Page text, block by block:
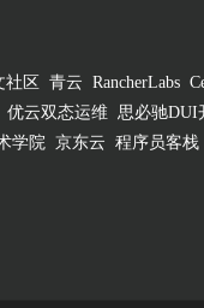
社区 青云 RancherLabs
优云双态运维 思必驰DUI
学院 京东云 程序员客栈